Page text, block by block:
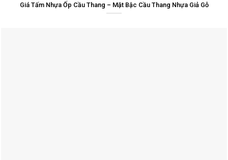
Giá Tấm Nhựa Ốp Cầu Thang – Mặt Bậc Cầu Thang Nhựa Giả Gỗ